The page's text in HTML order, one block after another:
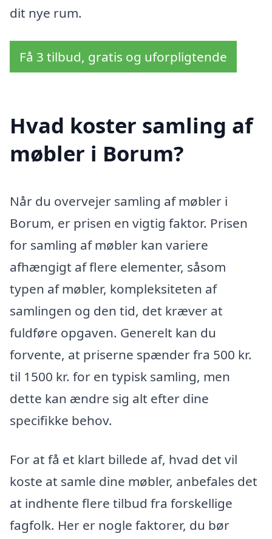
dit nye rum.
Få 3 tilbud, gratis og uforpligtende
Hvad koster samling af
møbler i Borum?
Når du overvejer samling af møbler i
Borum, er prisen en vigtig faktor. Prisen
for samling af møbler kan variere
afhængigt af flere elementer, såsom
typen af møbler, kompleksiteten af
samlingen og den tid, det kræver at
fuldføre opgaven. Generelt kan du
forvente, at priserne spænder fra 500 kr.
til 1500 kr. for en typisk samling, men
dette kan ændre sig alt efter dine
specifikke behov.
For at få et klart billede af, hvad det vil
koste at samle dine møbler, anbefales det
at indhente flere tilbud fra forskellige
fagfolk. Her er nogle faktorer, du bør